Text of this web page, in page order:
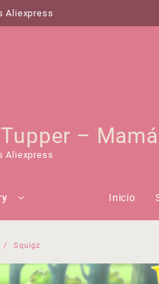
Aliexpress
–
Aliexpress
Inicio
Squigz